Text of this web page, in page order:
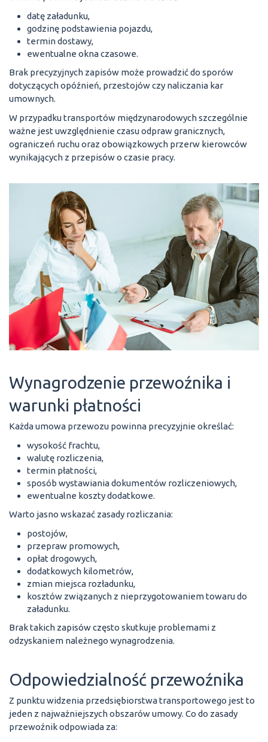
datę załadunku,
godzinę podstawienia pojazdu,
termin dostawy,
ewentualne okna czasowe.
Brak precyzyjnych zapisów może prowadzić do sporów
dotyczących opóźnień, przestojów czy naliczania kar
umownych.
W przypadku transportów międzynarodowych szczególnie
ważne jest uwzględnienie czasu odpraw granicznych,
ograniczeń ruchu oraz obowiązkowych przerw kierowców
wynikających z przepisów o czasie pracy.
Wynagrodzenie przewoźnika i
warunki płatności
Każda umowa przewozu powinna precyzyjnie określać:
wysokość frachtu,
walutę rozliczenia,
termin płatności,
sposób wystawiania dokumentów rozliczeniowych,
ewentualne koszty dodatkowe.
Warto jasno wskazać zasady rozliczania:
postojów,
przepraw promowych,
opłat drogowych,
dodatkowych kilometrów,
zmian miejsca rozładunku,
kosztów związanych z nieprzygotowaniem towaru do
załadunku.
Brak takich zapisów często skutkuje problemami z
odzyskaniem należnego wynagrodzenia.
Odpowiedzialność przewoźnika
Z punktu widzenia przedsiębiorstwa transportowego jest to
jeden z najważniejszych obszarów umowy. Co do zasady
przewoźnik odpowiada za: